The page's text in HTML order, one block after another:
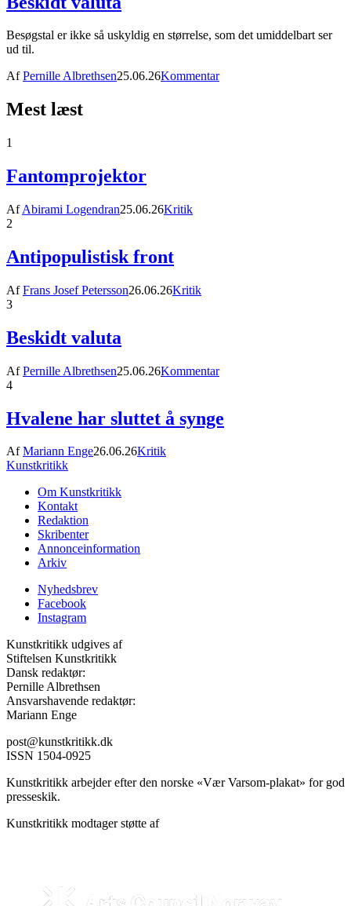
Besøgstal er ikke så uskyldig en størrelse, som det umiddelbart ser
ud til.
AfPernille Albrethsen25.06.26Kommentar
Mest læst
1
Fantomprojektor
AfAbirami Logendran25.06.26Kritik
2
Antipopulistisk front
AfFrans Josef Petersson26.06.26Kritik
3
Beskidt valuta
AfPernille Albrethsen25.06.26Kommentar
4
Hvalene har sluttet å synge
AfMariann Enge26.06.26Kritik
Kunstkritikk
Om Kunstkritikk
Kontakt
Redaktion
Skribenter
Annonceinformation
Arkiv
Nyhedsbrev
Facebook
Instagram
Kunstkritikk udgives af
Stiftelsen Kunstkritikk
Dansk redaktør:
Pernille Albrethsen
Ansvarshavende redaktør:
Mariann Enge
post@kunstkritikk.dk
ISSN 1504-0925
Kunstkritikk arbejder efter den norske «Vær Varsom-plakat» for god
presseskik.
Kunstkritikk modtager støtte af